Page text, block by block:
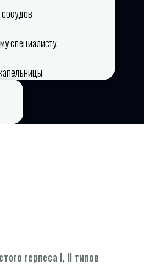
специалисту.
герпеса I, II типов